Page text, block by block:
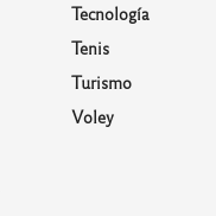
Tecnología
Tenis
Turismo
Voley